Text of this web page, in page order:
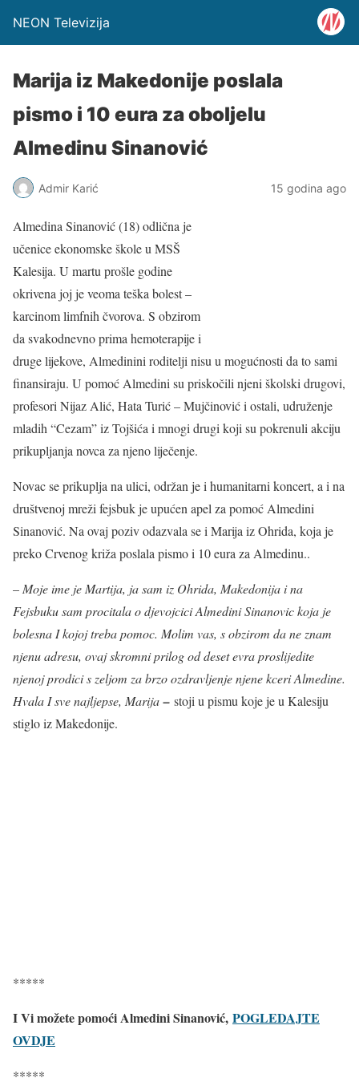
NEON Televizija
Marija iz Makedonije poslala
pismo i 10 eura za oboljelu
Almedinu Sinanović
Admir Karić 15 godina ago
Almedina Sinanović (18) odlična je
učenice ekonomske škole u MSŠ
Kalesija. U martu prošle godine
okrivena joj je veoma teška bolest –
karcinom limfnih čvorova. S obzirom
da svakodnevno prima hemoterapije i
druge lijekove, Almedinini roditelji nisu u mogućnosti da to sami
finansiraju. U pomoć Almedini su priskočili njeni školski drugovi,
profesori Nijaz Alić, Hata Turić – Mujčinović i ostali, udruženje
mladih “Cezam” iz Tojšića i mnogi drugi koji su pokrenuli akciju
prikupljanja novca za njeno liječenje.
Novac se prikuplja na ulici, održan je i humanitarni koncert, a i na
društvenoj mreži fejsbuk je upućen apel za pomoć Almedini
Sinanović. Na ovaj poziv odazvala se i Marija iz Ohrida, koja je
preko Crvenog križa poslala pismo i 10 eura za Almedinu..
– Moje ime je Martija, ja sam iz Ohrida, Makedonija i na
Fejsbuku sam procitala o djevojcici Almedini Sinanovic koja je
bolesna I kojoj treba pomoc. Molim vas, s obzirom da ne znam
njenu adresu, ovaj skromni prilog od deset evra proslijedite
njenoj prodici s zeljom za brzo ozdravljenje njene kceri Almedine.
Hvala I sve najljepse, Marija– stoji u pismu koje je u Kalesiju
stiglo iz Makedonije.
*****
I Vi možete pomoći Almedini Sinanović, POGLEDAJTE
OVDJE